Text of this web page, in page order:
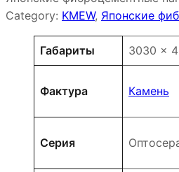
Category: KMEW, Японские
Атрибуты Значение
Габариты 3030 ×
Фактура Камень
Серия